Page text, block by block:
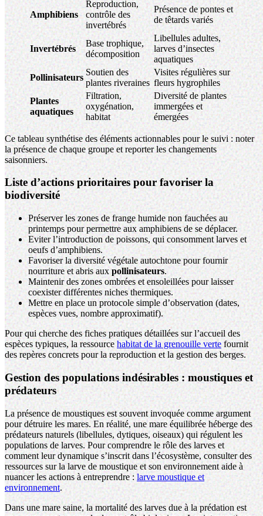
Amphibiens
Reproduction,
contrôle des
invertébrés
Présence de pontes et
de têtards variés
Invertébrés
Base trophique,
décomposition
Libellules adultes,
larves d’insectes
aquatiques
Pollinisateurs
Soutien des
plantes riveraines
Visites régulières sur
fleurs hygrophiles
Plantes
aquatiques
Filtration,
oxygénation,
habitat
Diversité de plantes
immergées et
émergées
Ce tableau synthétise des éléments actionnables pour le suivi : noter
la présence de chaque groupe et reporter les changements
saisonniers.
Liste d’actions prioritaires pour favoriser la
biodiversité
Préserver les zones de frange humide non fauchées au
printemps pour permettre aux amphibiens de se déplacer.
Eviter l’introduction de poissons, qui consomment larves et
oeufs d’amphibiens.
Favoriser la diversité végétale autochtone pour fournir
nourriture et abris auxpollinisateurs.
Maintenir des zones ombrées et ensoleillées pour laisser
coexister différentes niches thermiques.
Mettre en place un protocole simple d’observation (dates,
espèces vues, nombre approximatif).
Pour qui cherche des fiches pratiques détaillées sur l’accueil des
espèces typiques, la ressource habitat de la grenouille verte fournit
des repères concrets pour la reproduction et la gestion des berges.
Gestion des populations indésirables : moustiques et
prédateurs
La présence de moustiques est souvent invoquée comme argument
pour détruire les mares. En réalité, une mare équilibrée héberge des
prédateurs naturels (libellules, dytiques, oiseaux) qui régulent les
populations de larves. Pour comprendre le rôle des larves et
comment leur dynamique s’inscrit dans l’écosystème, consulter des
ressources sur la larve de moustique et son environnement aide à
nuancer les actions à entreprendre : larve moustique et
environnement.
Dans une mare saine, la mortalité des larves due à la prédation est